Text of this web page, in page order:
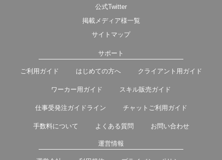
公式Twitter
掲載メディア様一覧
サイトマップ
サポート
ご利用ガイド はじめての方へ クライアント用ガイド
ワーカー用ガイド スキル販売ガイド
仕事受発注ガイドライン チャットご利用ガイド
手数料について よくある質問 お問い合わせ
運営情報